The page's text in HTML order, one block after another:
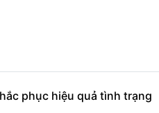
phục hiệu quả tình trạng